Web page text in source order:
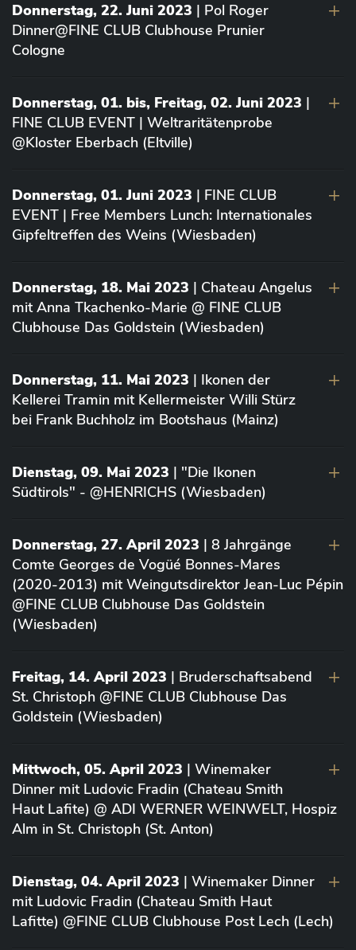
Donnerstag, 22. Juni 2023 | Pol Roger
Dinner@FINE CLUB Clubhouse Prunier
Cologne
Donnerstag, 01. bis, Freitag, 02. Juni 2023 |
FINE CLUB EVENT | Weltraritätenprobe
@Kloster Eberbach (Eltville)
Donnerstag, 01. Juni 2023 | FINE CLUB
EVENT | Free Members Lunch: Internationales
Gipfeltreffen des Weins (Wiesbaden)
Donnerstag, 18. Mai 2023 | Chateau Angelus
mit Anna Tkachenko-Marie @ FINE CLUB
Clubhouse Das Goldstein (Wiesbaden)
Donnerstag, 11. Mai 2023 | Ikonen der
Kellerei Tramin mit Kellermeister Willi Stürz
bei Frank Buchholz im Bootshaus (Mainz)
Dienstag, 09. Mai 2023 | "Die Ikonen
Südtirols" - @HENRICHS (Wiesbaden)
Donnerstag, 27. April 2023 | 8 Jahrgänge
Comte Georges de Vogüé Bonnes-Mares
(2020-2013) mit Weingutsdirektor Jean-Luc Pépin
@FINE CLUB Clubhouse Das Goldstein
(Wiesbaden)
Freitag, 14. April 2023 | Bruderschaftsabend
St. Christoph @FINE CLUB Clubhouse Das
Goldstein (Wiesbaden)
Mittwoch, 05. April 2023 | Winemaker
Dinner mit Ludovic Fradin (Chateau Smith
Haut Lafite) @ ADI WERNER WEINWELT, Hospiz
Alm in St. Christoph (St. Anton)
Dienstag, 04. April 2023 | Winemaker Dinner
mit Ludovic Fradin (Chateau Smith Haut
Lafitte) @FINE CLUB Clubhouse Post Lech (Lech)